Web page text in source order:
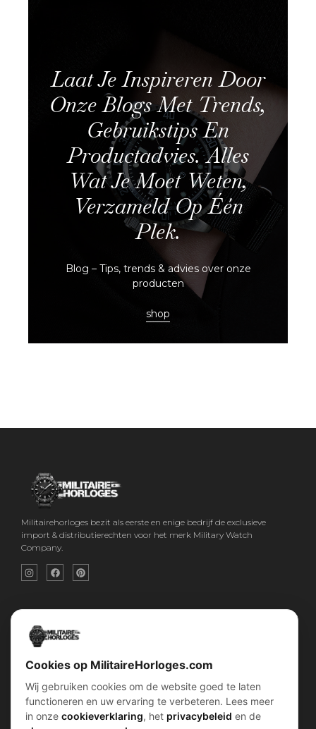
Laat Je Inspireren Door
Onze Blogs Met Trends,
Gebruikstips En
Productadvies. Alles
Wat Je Moet Weten,
Verzameld Op Één
Plek.
Blog – Tips, trends & advies over onze
producten
shop
Militairehorloges bezit als eerste en enige bedrijf de exclusieve
import & distributierechten voor het merk Military Watch
Company.
Snel menu
Home
Over ons
Contact
Shop
Categorieën
klantenservice
Verzend & retour
Garantiebeleid
Verhalen
Duikers horloges
Cookies op MilitaireHorloges.com
Wij gebruiken cookies om de website goed te laten
functioneren en uw ervaring te verbeteren. Lees meer
in onze cookieverklaring, het privacybeleid en de